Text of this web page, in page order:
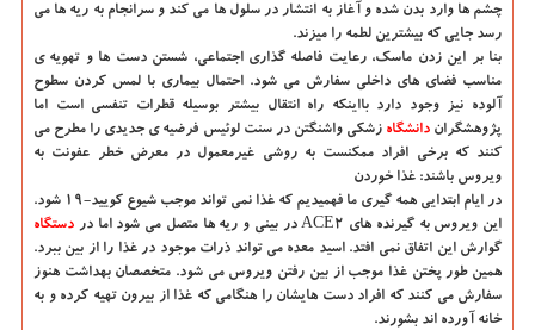
چشم ها وارد بدن شده و آغاز به انتشار در سلول ها می کند و سرانجام به ریه ها می
رسد جایی که بیشترین لطمه را میزند.
بنا بر این زدن ماسک، رعایت فاصله گذاری اجتماعی، شستن دست ها و تهویه ی
مناسب فضای های داخلی سفارش می شود. احتمال بیماری با لمس کردن سطوح
آلوده نیز وجود دارد بااینکه راه انتقال بیشتر بوسیله قطرات تنفسی است اما
پژوهشگراندانشگاه‌ زشکی واشنگتن در سنت لوئیس فرضیه ی جدیدی را مطرح می
کنند که برخی افراد ممکنست به روشی غیرمعمول در معرض خطر عفونت به
ویروس باشند: غذا خوردن
در ایام ابتدایی همه گیری ما فهمیدیم که غذا نمی تواند موجب شیوع کویید-۱۹ شود.
این ویروس به گیرنده های ACE۲ در بینی و ریه ها متصل می شود اما در
دستگاه
گوارش این اتفاق نمی افتد. اسید معده می تواند ذرات موجود در غذا را از بین ببرد.
همین طور پختن غذا موجب از بین رفتن ویروس می شود. متخصصان بهداشت هنوز
سفارش می کنند که افراد دست هایشان را هنگامی که غذا از بیرون تهیه کرده و به
خانه آورده اند بشورند.